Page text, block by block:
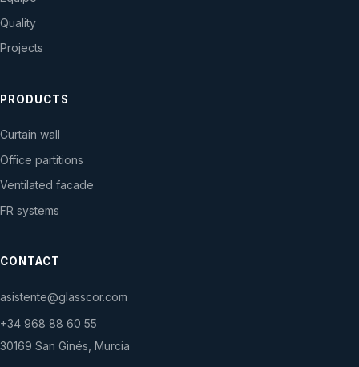
Quality
Projects
PRODUCTS
Curtain wall
Office partitions
Ventilated facade
FR systems
CONTACT
asistente@glasscor.com
+34 968 88 60 55
30169 San Ginés, Murcia